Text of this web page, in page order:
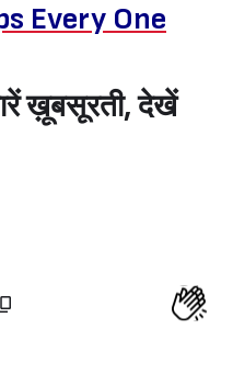
Every One
ख़ूबसूरती, देखें